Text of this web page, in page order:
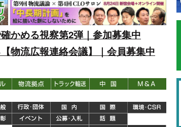
かめる視察第2弾｜参加募集中
物流広報連絡会議】｜会員募集中